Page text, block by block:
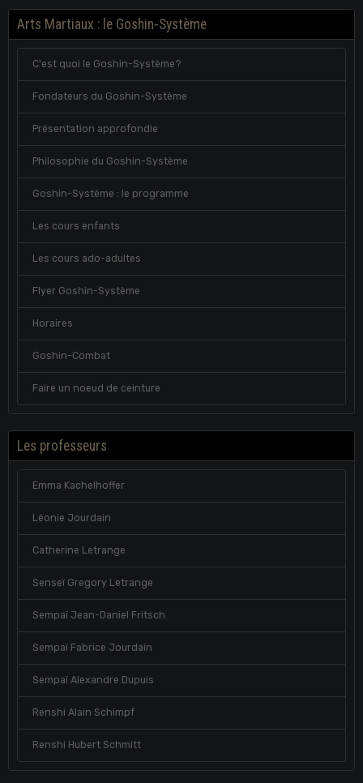
Arts Martiaux : le Goshin-Système
C'est quoi le Goshin-Système?
Fondateurs du Goshin-Système
Présentation approfondie
Philosophie du Goshin-Système
Goshin-Système : le programme
Les cours enfants
Les cours ado-adultes
Flyer Goshin-Système
Horaires
Goshin-Combat
Faire un noeud de ceinture
Les professeurs
Emma Kachelhoffer
Léonie Jourdain
Catherine Letrange
Senseï Gregory Letrange
Sempaï Jean-Daniel Fritsch
Sempaï Fabrice Jourdain
Sempaï Alexandre Dupuis
Renshi Alain Schimpf
Renshi Hubert Schmitt